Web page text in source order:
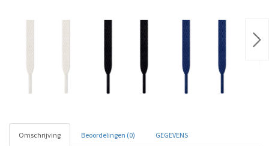
Omschrijving Beoordelingen (0) GEGEVENS